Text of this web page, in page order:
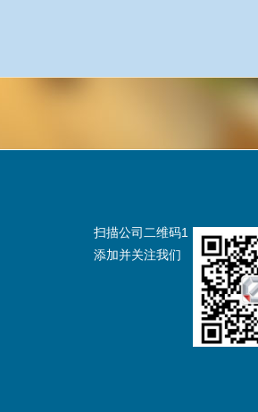
扫描公司二维码1
添加并关注我们